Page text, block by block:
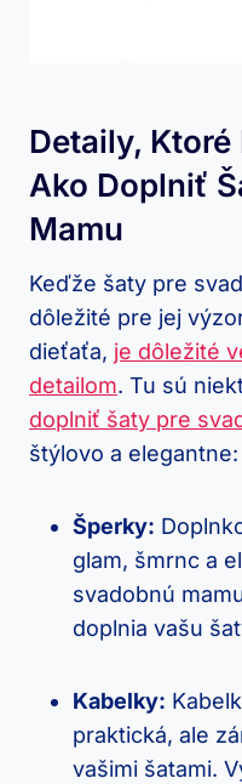
Detaily, Ktoré
Ako Doplniť
Mamu
Keďže šaty pre
dôležité pre jej
dieťaťa, je dôležité
detailom. Tu sú
doplniť šaty pre
štýlovo a elegantne:
Šperky:
glam, šmrnc a
svadobnú
doplnia vašu
Kabelky:
praktická, ale
vašimi šatami.